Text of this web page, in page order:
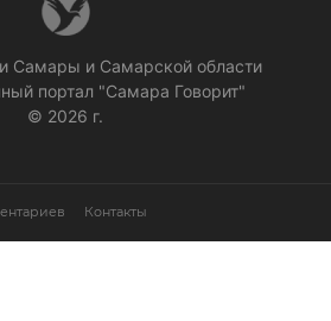
Самары и Самарской области
портал "Самара Говорит"
© 2026 г.
Контакты